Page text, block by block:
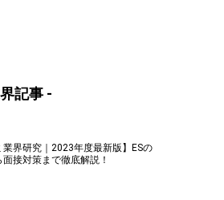
記事 -
業界研究｜2023年度最新版】ESの
接対策まで徹底解説！